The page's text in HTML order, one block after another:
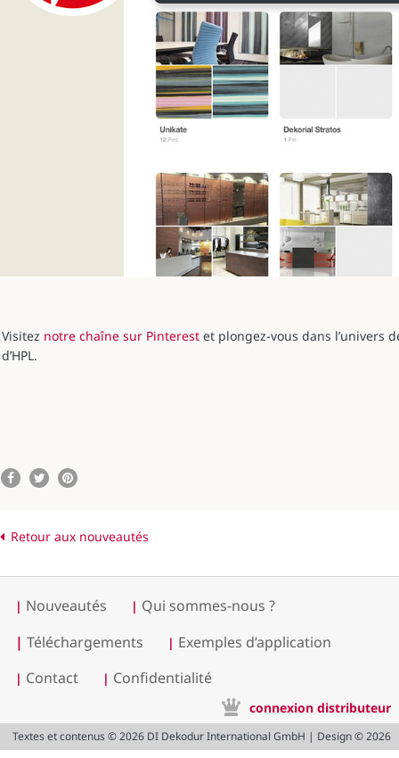
Visitez notre chaîne sur Pinterestet plongez-vous dans l’univers
d’HPL.
Retour aux nouveautés
| Nouveautés | Qui sommes-nous ?
| Téléchargements | Exemples d’application
| Contact | Confidentialité
connexion distributeur
Textes et contenus © 2026 DI Dekodur International GmbH | Design © 2026